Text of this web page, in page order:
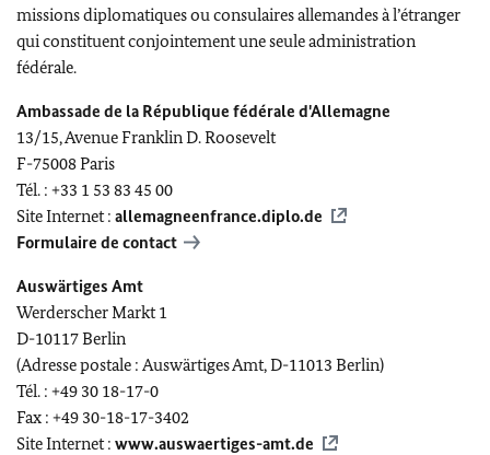
missions diplomatiques ou consulaires allemandes à l’étranger
qui constituent conjointement une seule administration
fédérale.
Ambassade de la République fédérale d'Allemagne
13/15, Avenue Franklin D. Roosevelt
F-75008 Paris
Tél. : +33 1 53 83 45 00
Site Internet : allemagneenfrance.diplo.de
Formulaire de contact
Auswärtiges Amt
Werderscher Markt 1
D-10117 Berlin
(Adresse postale : Auswärtiges Amt, D-11013 Berlin)
Tél. : +49 30 18-17-0
Fax : +49 30-18-17-3402
Site Internet : www.auswaertiges-amt.de